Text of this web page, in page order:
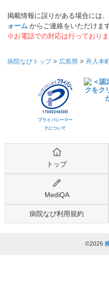
掲載情報に誤りがある場合には
ォーム からご連絡をいただけま
※お電話での対応は行っており
病院なびトップ> 広島県 > 舟入本
プライバシーマー
クについて
トップ
MediQA
病院なび利用規約
©2026